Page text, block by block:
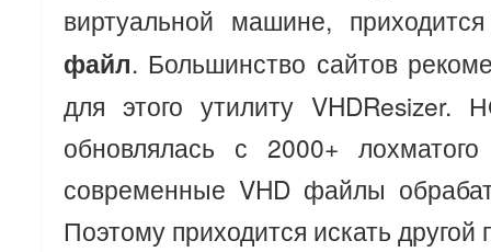
виртуальной машине,
файл. Большинство сайтов
для этого утилиту
обновлялась с 2000+
современные VHD файлы
Поэтому приходится искать другой